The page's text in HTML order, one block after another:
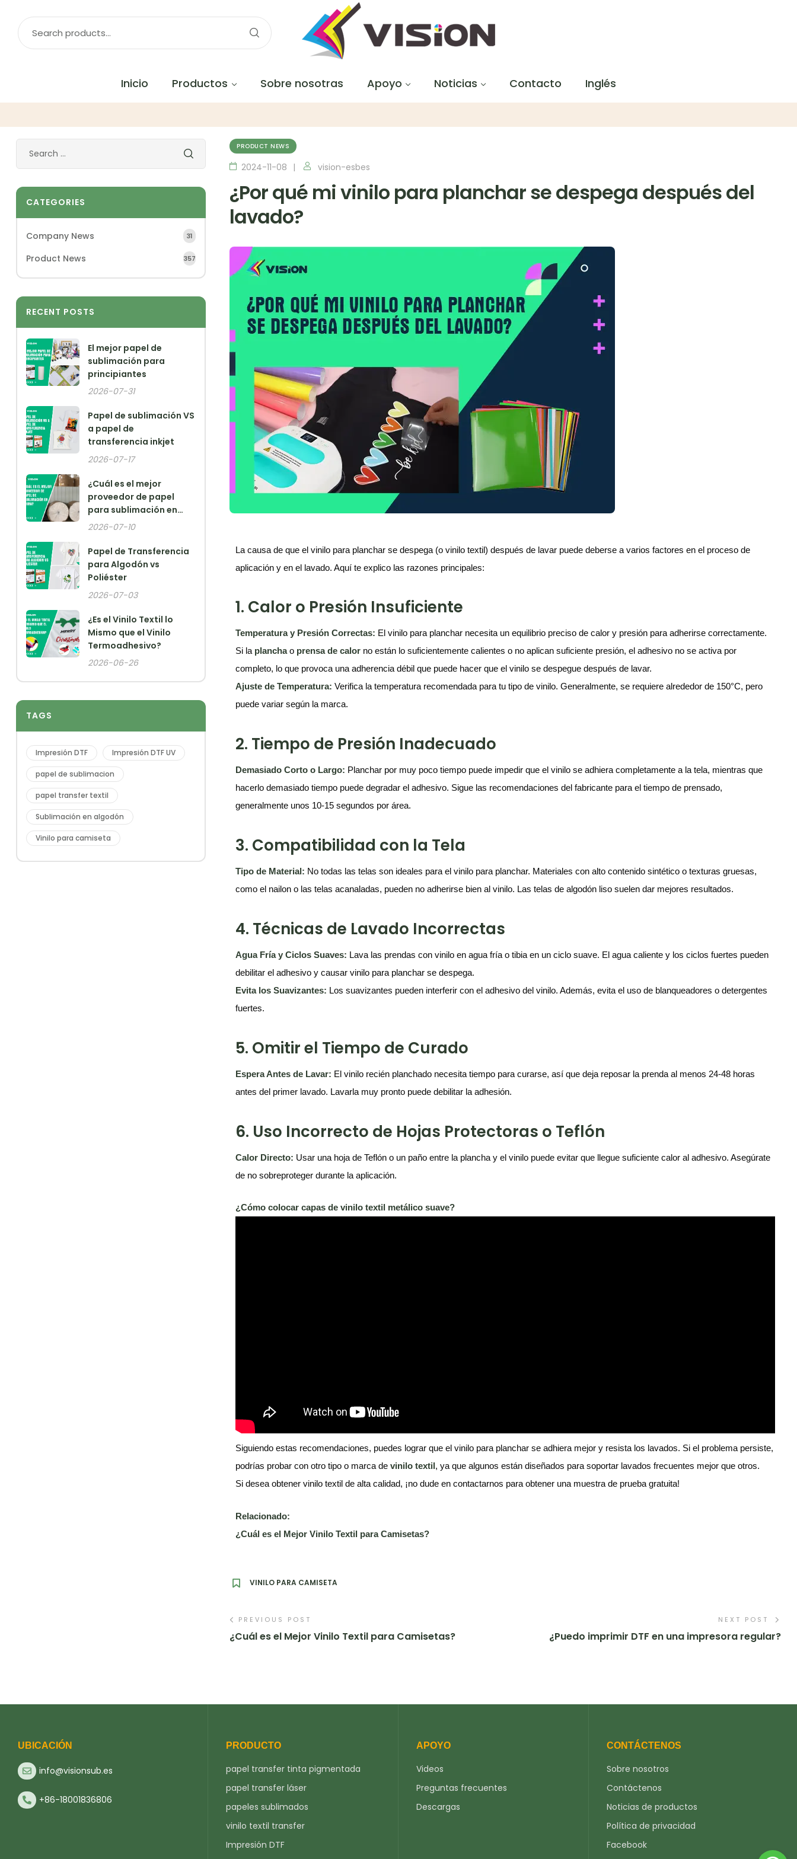
Inicio Productos Sobre nosotras Apoyo Noticias Contacto Inglés
PRODUCT NEWS
2024-11-08 vision-esbes
¿Por qué mi vinilo para planchar se despega después del
lavado?
La causa de que el vinilo para planchar se despega (o vinilo textil) después de lavar puede deberse a varios factores en el proceso de
aplicación y en el lavado. Aquí te explico las razones principales:
1. Calor o Presión Insuficiente
Temperatura y Presión Correctas: El vinilo para planchar necesita un equilibrio preciso de calor y presión para adherirse correctamente.
Si la planchao prensade calor no están lo suficientemente calientes o no aplican suficiente presión, el adhesivo no se activa por
completo, lo que provoca una adherencia débil que puede hacer que el vinilo se despegue después de lavar.
Ajuste de Temperatura: Verifica la temperatura recomendada para tu tipo de vinilo. Generalmente, se requiere alrededor de 150°C, pero
puede variar según la marca.
2. Tiempo de Presión Inadecuado
Demasiado Corto o Largo: Planchar por muy poco tiempo puede impedir que el vinilo se adhiera completamente a la tela, mientras que
hacerlo demasiado tiempo puede degradar el adhesivo. Sigue las recomendaciones del fabricante para el tiempo de prensado,
generalmente unos 10-15 segundos por área.
3. Compatibilidad con la Tela
Tipo de Material: No todas las telas son ideales para el vinilo para planchar. Materiales con alto contenido sintético o texturas gruesas,
como el nailon o las telas acanaladas, pueden no adherirse bien al vinilo. Las telas de algodón liso suelen dar mejores resultados.
4. Técnicas de Lavado Incorrectas
Agua Fría y Ciclos Suaves: Lava las prendas con vinilo en agua fría o tibia en un ciclo suave. El agua caliente y los ciclos fuertes pueden
debilitar el adhesivo y causar vinilo para planchar se despega.
Evita los Suavizantes: Los suavizantes pueden interferir con el adhesivo del vinilo. Además, evita el uso de blanqueadores o detergentes
fuertes.
5. Omitir el Tiempo de Curado
Espera Antes de Lavar: El vinilo recién planchado necesita tiempo para curarse, así que deja reposar la prenda al menos 24-48 horas
antes del primer lavado. Lavarla muy pronto puede debilitar la adhesión.
6. Uso Incorrecto de Hojas Protectoras o Teflón
Calor Directo: Usar una hoja de Teflón o un paño entre la plancha y el vinilo puede evitar que llegue suficiente calor al adhesivo. Asegúrate
de no sobreproteger durante la aplicación.
¿Cómo colocar capas de vinilo textil metálico suave?
Siguiendo estas recomendaciones, puedes lograr que el vinilo para planchar se adhiera mejor y resista los lavados. Si el problema persiste,
podrías probar con otro tipo o marca de vinilo textil, ya que algunos están diseñados para soportar lavados frecuentes mejor que otros.
Si desea obtener vinilo textil de alta calidad, ¡no dude en contactarnos para obtener una muestra de prueba gratuita!
Relacionado:
¿Cuál es el Mejor Vinilo Textil para Camisetas?
VINILO PARA CAMISETA
PREVIOUS POST
¿Cuál es el Mejor Vinilo Textil para Camisetas?
NEXT POST
¿Puedo imprimir DTF en una impresora regular?
CATEGORIES
Company News 31
Product News 357
RECENT POSTS
El mejor papel de
sublimación para
principiantes
2026-07-31
Papel de sublimación VS
a papel de
transferencia inkjet
2026-07-17
¿Cuál es el mejor
proveedor de papel
para sublimación en
China?
2026-07-10
Papel de Transferencia
para Algodón vs
Poliéster
2026-07-03
¿Es el Vinilo Textil lo
Mismo que el Vinilo
Termoadhesivo?
2026-06-26
TAGS
Impresión DTF Impresión DTF UV
papel de sublimacion
papel transfer textil
Sublimación en algodón
Vinilo para camiseta
UBICACIÓN
info@visionsub.es
+86-18001836806
PRODUCTO
papel transfer tinta pigmentada
papel transfer láser
papeles sublimados
vinilo textil transfer
Impresión DTF
APOYO
Videos
Preguntas frecuentes
Descargas
CONTÁCTENOS
Sobre nosotros
Contáctenos
Noticias de productos
Política de privacidad
Facebook